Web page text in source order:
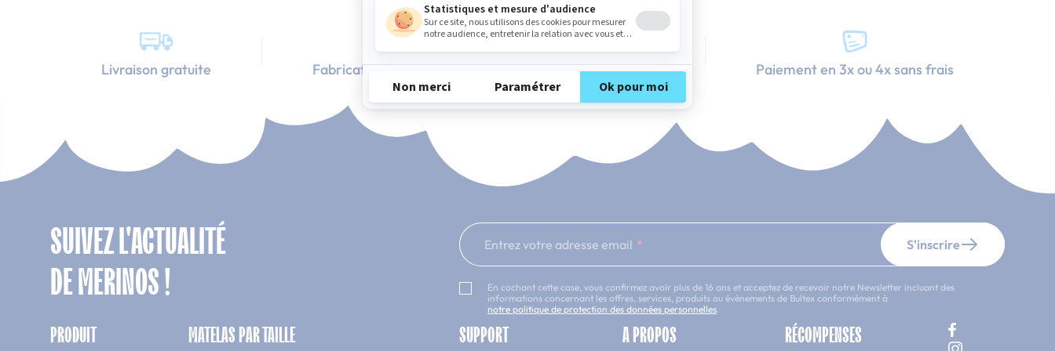
Livraison gratuite Fabrication Française 101 nuits d'essai* Paiement en 3x ou 4x sans frais
SUIVEZ L'ACTUALITÉ
DE MERINOS !
Entrez votre adresse email S'inscrire
En cochant cette case, vous confirmez avoir plus de 16 ans et acceptez de recevoir notre Newsletter incluant des
informations concernant les offres, services, produits ou évènements de Bultex conformément à
notre politique de protection des données personnelles
PRODUIT MATELAS PAR TAILLE SUPPORT A PROPOS RÉCOMPENSES